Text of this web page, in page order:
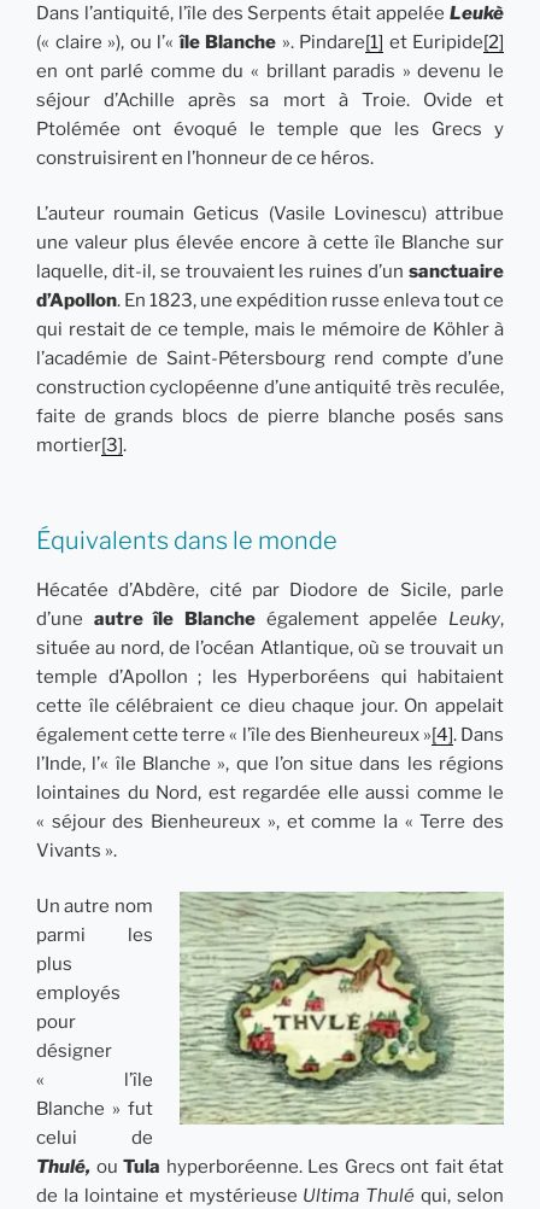
Dans l’antiquité, l’île des Serpents était appelée Leukè
(« claire »), ou l’«île Blanche ». Pindare[1] et Euripide[2]
en ont parlé comme du « brillant paradis » devenu le
séjour d’Achille après sa mort à Troie. Ovide et
Ptolémée ont évoqué le temple que les Grecs y
construisirent en l’honneur de ce héros.
L’auteur roumain Geticus (Vasile Lovinescu) attribue
une valeur plus élevée encore à cette île Blanche sur
laquelle, dit-il, se trouvaient les ruines d’un sanctuaire
d’Apollon. En 1823, une expédition russe enleva tout ce
qui restait de ce temple, mais le mémoire de Köhler à
l’académie de Saint-Pétersbourg rend compte d’une
construction cyclopéenne d’une antiquité très reculée,
faite de grands blocs de pierre blanche posés sans
mortier[3].
Équivalents dans le monde
Hécatée d’Abdère, cité par Diodore de Sicile, parle
d’une autre île Blanche également appelée Leuky,
située au nord, de l’océan Atlantique, où se trouvait un
temple d’Apollon ; les Hyperboréens qui habitaient
cette île célébraient ce dieu chaque jour. On appelait
également cette terre « l’île des Bienheureux »[4]. Dans
l’Inde, l’« île Blanche », que l’on situe dans les régions
lointaines du Nord, est regardée elle aussi comme le
« séjour des Bienheureux », et comme la « Terre des
Vivants ».
Un autre nom
parmi les
plus
employés
pour
désigner
« l’île
Blanche » fut
celui de
Thulé, ou Tula hyperboréenne. Les Grecs ont fait état
de la lointaine et mystérieuse Ultima Thulé qui, selon